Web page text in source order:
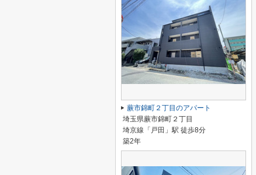
蕨市錦町２丁目のアパート
埼玉県蕨市錦町２丁目
埼京線「戸田」駅 徒歩8分
築2年